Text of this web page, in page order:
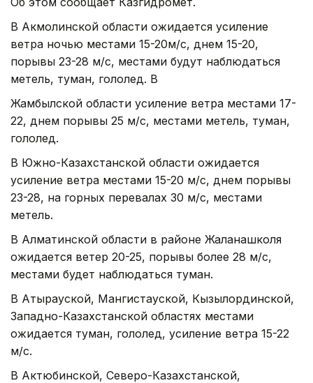
В Акмолинской области ожидается усиление
ветра ночью местами 15-20м/с, днем 15-20,
порывы 23-28 м/с, местами будут наблюдаться
метель, туман, гололед. В
Жамбылской области усиление ветра местами 17-
22, днем порывы 25 м/с, местами метель, туман,
гололед.
В Южно-Казахстанской области ожидается
усиление ветра местами 15-20 м/с, днем порывы
23-28, на горных перевалах 30 м/с, местами
метель.
В Алматинской области в районе Жаланашколя
ожидается ветер 20-25, порывы более 28 м/с,
местами будет наблюдаться туман.
В Атырауской, Мангистауской, Кызылординской,
Западно-Казахстанской областях местами
ожидается туман, гололед, усиление ветра 15-22
м/с.
В Актюбинской, Северо-Казахстанской,